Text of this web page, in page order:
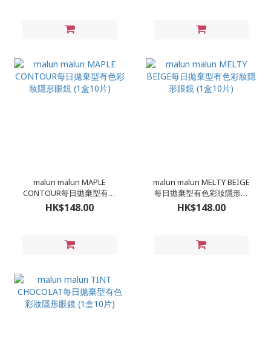
malun malun MAPLE
CONTOUR每日拋棄型有色
彩妝隱形眼鏡 (1盒10片)
HK$148.00
malun malun MELTY BEIGE
每日拋棄型有色彩妝隱形眼
鏡 (1盒10片)
HK$148.00